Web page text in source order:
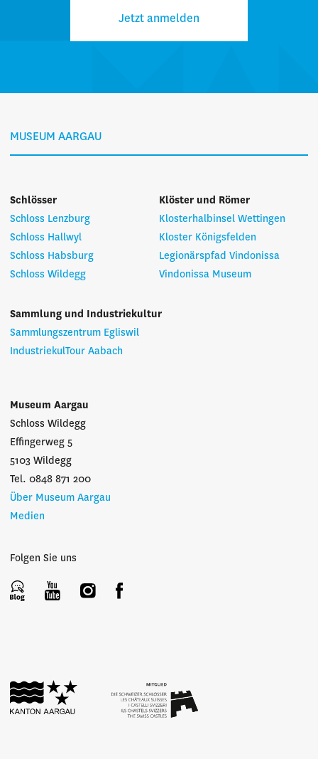
Jetzt anmelden
MUSEUM AARGAU
Schlösser
Schloss Lenzburg
Schloss Hallwyl
Schloss Habsburg
Schloss Wildegg
Klöster und Römer
Klosterhalbinsel Wettingen
Kloster Königsfelden
Legionärspfad Vindonissa
Vindonissa Museum
Sammlung und Industriekultur
Sammlungszentrum Egliswil
IndustriekulTour Aabach
Museum Aargau
Schloss Wildegg
Effingerweg 5
5103 Wildegg
Tel. 0848 871 200
Über Museum Aargau
Medien
Folgen Sie uns